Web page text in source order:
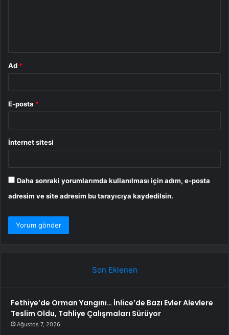
Ad *
E-posta *
İnternet sitesi
Daha sonraki yorumlarımda kullanılması için adım, e-posta
adresim ve site adresim bu tarayıcıya kaydedilsin.
Son Eklenen
Fethiye’de Orman Yangını… İnlice’de Bazı Evler Alevlere
Teslim Oldu, Tahliye Çalışmaları Sürüyor
Ağustos 7, 2026